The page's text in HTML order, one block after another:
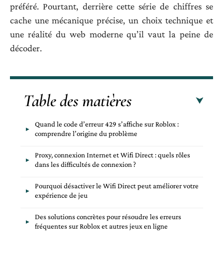
préféré. Pourtant, derrière cette série de chiffres se
cache une mécanique précise, un choix technique et
une réalité du web moderne qu’il vaut la peine de
décoder.
Table des matières
Quand le code d’erreur 429 s’affiche sur Roblox :
comprendre l’origine du problème
Proxy, connexion Internet et Wifi Direct : quels rôles
dans les difficultés de connexion ?
Pourquoi désactiver le Wifi Direct peut améliorer votre
expérience de jeu
Des solutions concrètes pour résoudre les erreurs
fréquentes sur Roblox et autres jeux en ligne